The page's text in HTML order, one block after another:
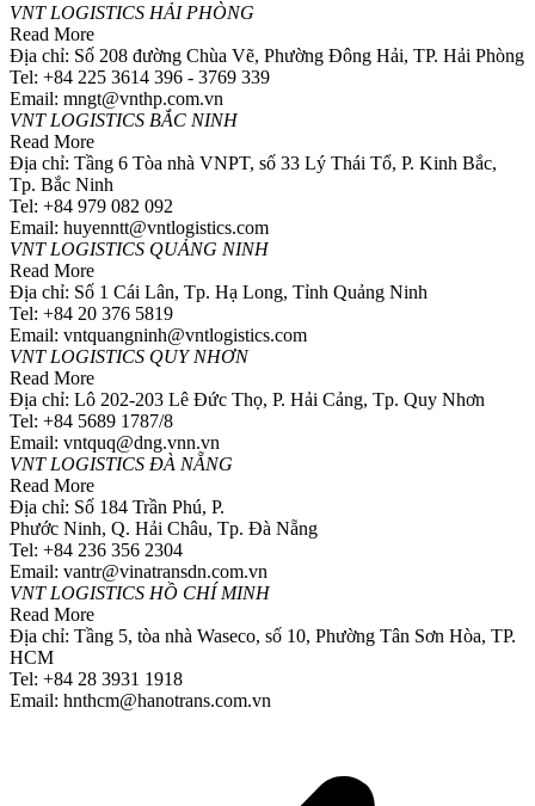
VNT LOGISTICS HẢI PHÒNG
Read More
Địa chỉ: Số 208 đường Chùa Vẽ, Phường Đông Hải, TP. Hải Phòng
Tel: +84 225 3614 396 - 3769 339
Email: mngt@vnthp.com.vn
VNT LOGISTICS BẮC NINH
Read More
Địa chỉ: Tầng 6 Tòa nhà VNPT, số 33 Lý Thái Tổ, P. Kinh Bắc,
Tp. Bắc Ninh
Tel: +84 979 082 092
Email: huyenntt@vntlogistics.com
VNT LOGISTICS QUẢNG NINH
Read More
Địa chỉ: Số 1 Cái Lân, Tp. Hạ Long, Tỉnh Quảng Ninh
Tel: +84 20 376 5819
Email: vntquangninh@vntlogistics.com
VNT LOGISTICS QUY NHƠN
Read More
Địa chỉ: Lô 202-203 Lê Đức Thọ, P. Hải Cảng, Tp. Quy Nhơn
Tel: +84 5689 1787/8
Email: vntquq@dng.vnn.vn
VNT LOGISTICS ĐÀ NẴNG
Read More
Địa chỉ: Số 184 Trần Phú, P.
Phước Ninh, Q. Hải Châu, Tp. Đà Nẵng
Tel: +84 236 356 2304
Email: vantr@vinatransdn.com.vn
VNT LOGISTICS HỒ CHÍ MINH
Read More
Địa chỉ: Tầng 5, tòa nhà Waseco, số 10, Phường Tân Sơn Hòa, TP.
HCM
Tel: +84 28 3931 1918
Email: hnthcm@hanotrans.com.vn